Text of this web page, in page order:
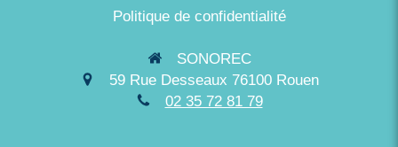
Politique de confidentialité
SONOREC
59 Rue Desseaux 76100 Rouen
02 35 72 81 79